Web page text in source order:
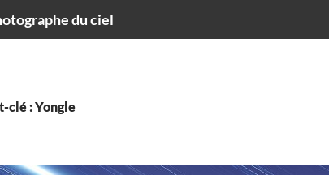
du ciel
clé : Yongle